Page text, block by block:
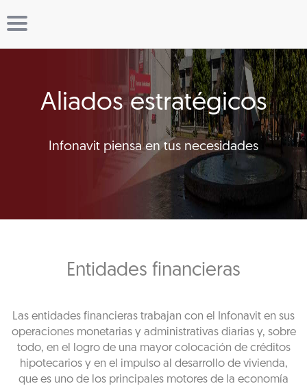
Aliados estratégicos
Infonavit piensa en tus necesidades
Entidades financieras
Las entidades financieras trabajan con el Infonavit en sus
operaciones monetarias y administrativas diarias y, sobre
todo, en el logro de una mayor colocación de créditos
hipotecarios y en el impulso al desarrollo de vivienda,
que es uno de los principales motores de la economía